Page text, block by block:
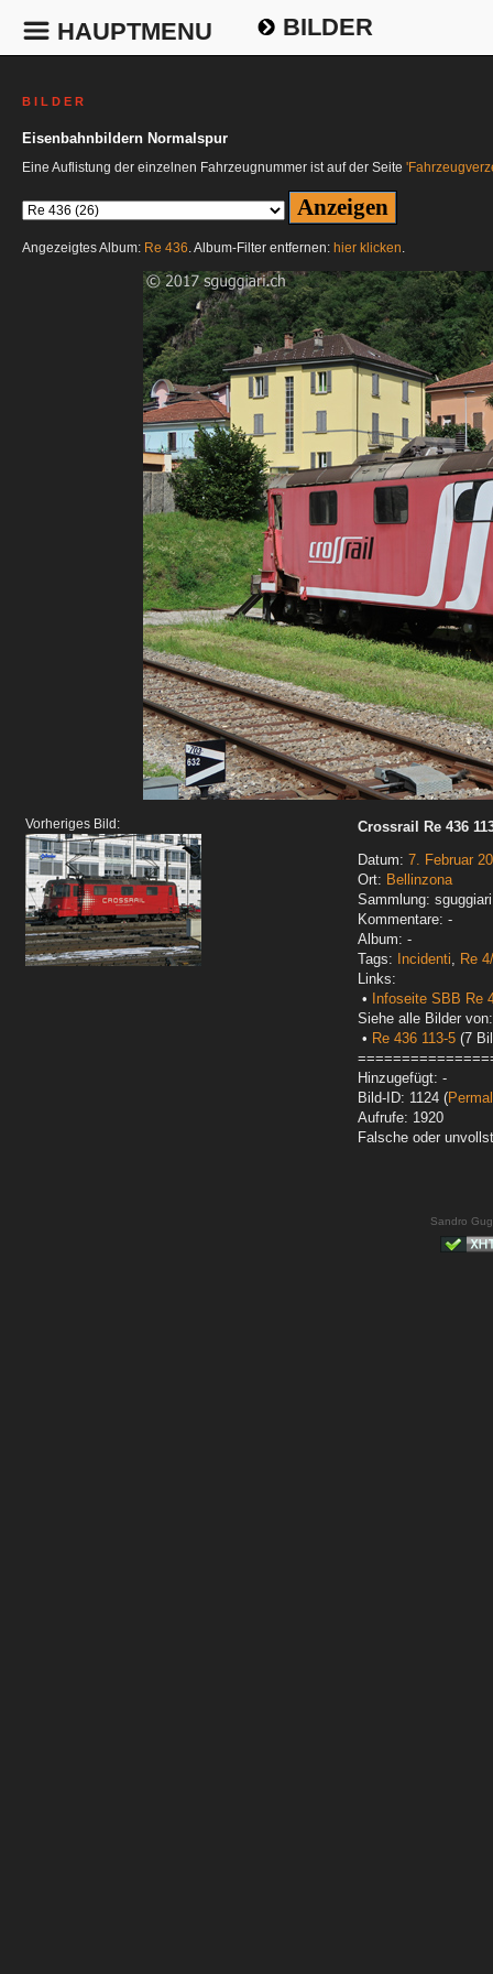
HAUPTMENU BILDER
B I L D E R
Eisenbahnbildern Normalspur
Eine Auflistung der einzelnen Fahrzeugnummer ist auf der Seite
Angezeigtes Album: Re 436. Album-Filter entfernen: hier klicken.
Vorheriges Bild:
Crossrail Re 436
Datum: 7. Februar
Ort: Bellinzona
Sammlung:
Kommentare: -
Album: -
Tags:
Incidenti, Re
Links:
•
Infoseite SBB Re
Siehe alle Bilder von:
• Re 436 113-5 (7
Hinzugefügt: -
Bild-ID: 1124 (
Aufrufe: 1920
Falsche oder
Sandro